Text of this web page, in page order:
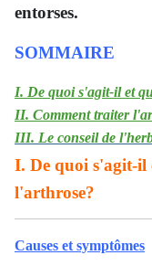
entorses.
SOMMAIRE
I. De quoi s'agit-il et
II. Comment traiter
III. Le conseil de
I. De quoi s'agit-il
l'arthrose?
Causes et symptômes